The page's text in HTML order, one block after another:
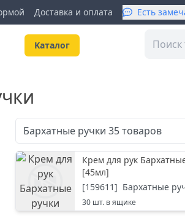
Доставка и оплата Есть
Kаталог
Бархатные ручки35товаров
Крем для рук
[45мл]
[159611] Бархатные
30 шт. в ящике